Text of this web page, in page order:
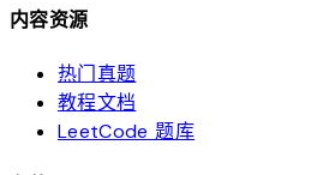
内容资源
热门真题
教程文档
LeetCode 题库